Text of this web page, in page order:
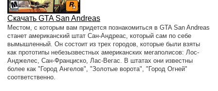
Скачать GTA San Andreas
Местом, с которым вам придется познакомиться в GTA San Andreas
станет американский штат Сан-Андреас, который сам по себе
вымышленный. Он состоит из трех городов, которые были взяты
как прототипы небезызвестных американских мегаполисов: Лос-
Анджелес, Сан-Франциско, Лас-Вегас. В штатах они известны
более как "Город Ангелов", "Золотые ворота", "Город Огней"
соответственно.